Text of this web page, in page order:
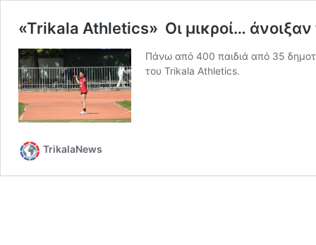
«Trikala Athletics» Οι μικροί… άνοιξαν
Πάνω από 400 παιδιά από 35
του Trikala Athletics.
TrikalaNews